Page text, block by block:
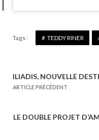
Tags : TEDDY RINER
N
v
i
ILIADIS, NOUVELLE
ARTICLE PRÉCÉDENT
LE DOUBLE PROJET